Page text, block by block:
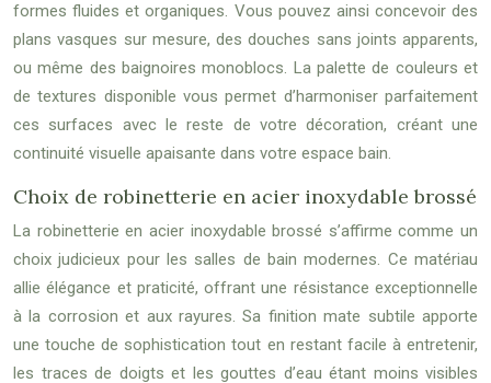
formes fluides et organiques. Vous pouvez ainsi concevoir des
plans vasques sur mesure, des douches sans joints apparents,
ou même des baignoires monoblocs. La palette de couleurs et
de textures disponible vous permet d’harmoniser parfaitement
ces surfaces avec le reste de votre décoration, créant une
continuité visuelle apaisante dans votre espace bain.
Choix de robinetterie en acier inoxydable brossé
La robinetterie en acier inoxydable brossé s’affirme comme un
choix judicieux pour les salles de bain modernes. Ce matériau
allie élégance et praticité, offrant une résistance exceptionnelle
à la corrosion et aux rayures. Sa finition mate subtile apporte
une touche de sophistication tout en restant facile à entretenir,
les traces de doigts et les gouttes d’eau étant moins visibles